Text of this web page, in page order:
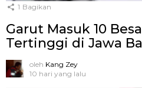
1 Bagikan
Garut Masuk 10
Tertinggi di Jawa
oleh Kang Zey
10 hari yang lalu